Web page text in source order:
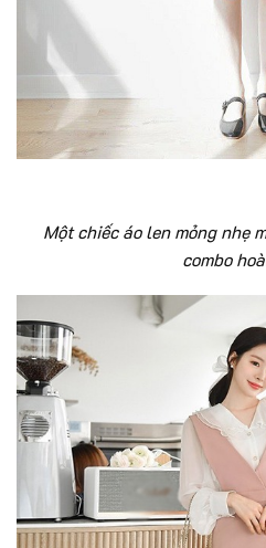
Một chiếc áo len mỏng nhẹ
combo